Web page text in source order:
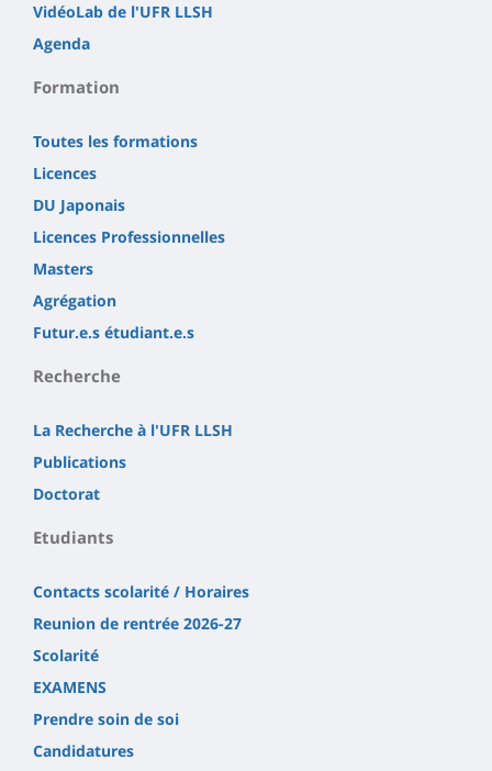
VidéoLab de l'UFR LLSH
Agenda
Formation
Toutes les formations
Licences
DU Japonais
Licences Professionnelles
Masters
Agrégation
Futur.e.s étudiant.e.s
Recherche
La Recherche à l'UFR LLSH
Publications
Doctorat
Etudiants
Contacts scolarité / Horaires
Reunion de rentrée 2026-27
Scolarité
EXAMENS
Prendre soin de soi
Candidatures